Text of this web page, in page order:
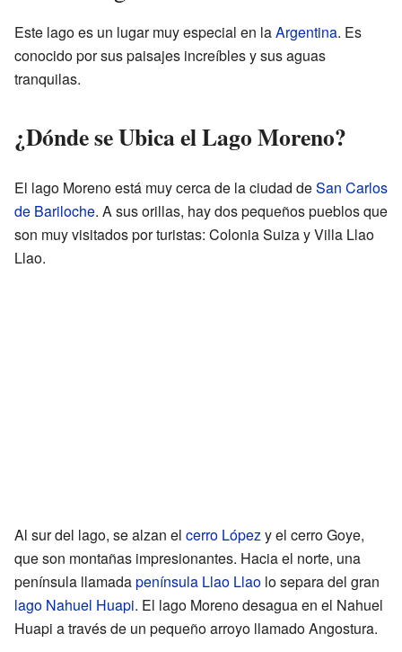
Este lago es un lugar muy especial en laArgentina. Es
conocido por sus paisajes increíbles y sus aguas
tranquilas.
¿Dónde se Ubica el Lago Moreno?
El lago Moreno está muy cerca de la ciudad deSan Carlos
de Bariloche. A sus orillas, hay dos pequeños pueblos que
son muy visitados por turistas: Colonia Suiza y Villa Llao
Llao.
Al sur del lago, se alzan el cerro Lópezy el cerro Goye,
que son montañas impresionantes. Hacia el norte, una
península llamadapenínsula Llao Llao lo separa del gran
lago Nahuel Huapi. El lago Moreno desagua en el Nahuel
Huapi a través de un pequeño arroyo llamado Angostura.